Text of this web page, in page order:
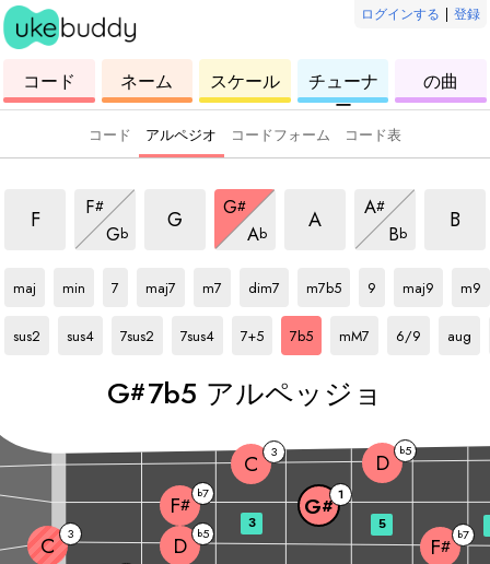
ログインする | 登録
ク
レ
コード
コ
ー
ド
ネーム
ウ
ク
レ
レ
スケール
ク
レ
レ
チューナ
ー
ク
レ
の曲
コード アルペジオ コードフォーム コード表
F
7b5 アルペッジョ
F#
7b5 アルペッジョ
Gb
7b5 アルペッジョ
G
7b5 アルペッジョ
G#
7b5 アルペッジョ
Ab
7b5 アルペッジョ
A
7b5 アルペッジョ
A#
7b5 アルペッジ
Bb
7b5 アルペッ
B
maj
min
7
maj7
m7
dim7
m7b5
9
maj9
m9
sus2
sus4
7sus2
7sus4
7+5
7b5
mM7
6/9
aug
G#7b5 アルペッジョ
C 3 D b5 F#
b7
F#
b7 G# 1
C 3 D b5
3 5